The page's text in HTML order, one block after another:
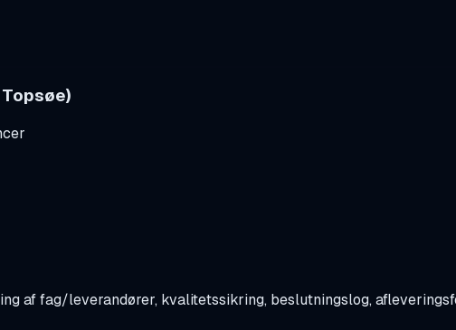
af fag/leverandører, kvalitetssikring, beslutningslog,